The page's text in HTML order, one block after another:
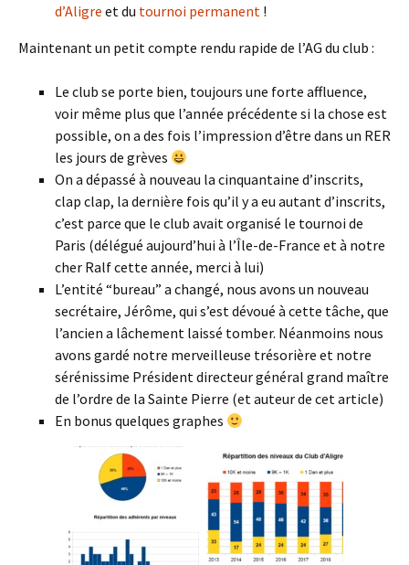
d’Aligre et du tournoi permanent !
Maintenant un petit compte rendu rapide de l’AG du club :
Le club se porte bien, toujours une forte affluence,
voir même plus que l’année précédente si la chose est
possible, on a des fois l’impression d’être dans un RER
les jours de grèves
On a dépassé à nouveau la cinquantaine d’inscrits,
clap clap, la dernière fois qu’il y a eu autant d’inscrits,
c’est parce que le club avait organisé le tournoi de
Paris (délégué aujourd’hui à l’Île-de-France et à notre
cher Ralf cette année, merci à lui)
L’entité “bureau” a changé, nous avons un nouveau
secrétaire, Jérôme, qui s’est dévoué à cette tâche, que
l’ancien a lâchement laissé tomber. Néanmoins nous
avons gardé notre merveilleuse trésorière et notre
sérénissime Président directeur général grand maître
de l’ordre de la Sainte Pierre (et auteur de cet article)
En bonus quelques graphes